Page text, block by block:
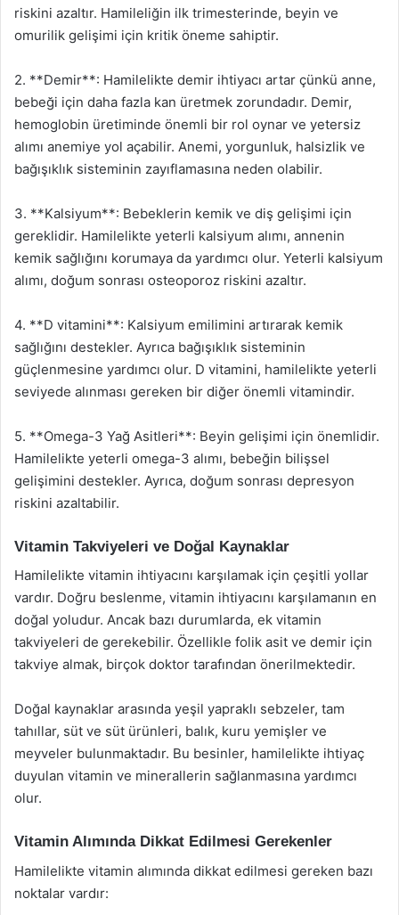
riskini azaltır. Hamileliğin ilk trimesterinde, beyin ve
omurilik gelişimi için kritik öneme sahiptir.
2. **Demir**: Hamilelikte demir ihtiyacı artar çünkü anne,
bebeği için daha fazla kan üretmek zorundadır. Demir,
hemoglobin üretiminde önemli bir rol oynar ve yetersiz
alımı anemiye yol açabilir. Anemi, yorgunluk, halsizlik ve
bağışıklık sisteminin zayıflamasına neden olabilir.
3. **Kalsiyum**: Bebeklerin kemik ve diş gelişimi için
gereklidir. Hamilelikte yeterli kalsiyum alımı, annenin
kemik sağlığını korumaya da yardımcı olur. Yeterli kalsiyum
alımı, doğum sonrası osteoporoz riskini azaltır.
4. **D vitamini**: Kalsiyum emilimini artırarak kemik
sağlığını destekler. Ayrıca bağışıklık sisteminin
güçlenmesine yardımcı olur. D vitamini, hamilelikte yeterli
seviyede alınması gereken bir diğer önemli vitamindir.
5. **Omega-3 Yağ Asitleri**: Beyin gelişimi için önemlidir.
Hamilelikte yeterli omega-3 alımı, bebeğin bilişsel
gelişimini destekler. Ayrıca, doğum sonrası depresyon
riskini azaltabilir.
Vitamin Takviyeleri ve Doğal Kaynaklar
Hamilelikte vitamin ihtiyacını karşılamak için çeşitli yollar
vardır. Doğru beslenme, vitamin ihtiyacını karşılamanın en
doğal yoludur. Ancak bazı durumlarda, ek vitamin
takviyeleri de gerekebilir. Özellikle folik asit ve demir için
takviye almak, birçok doktor tarafından önerilmektedir.
Doğal kaynaklar arasında yeşil yapraklı sebzeler, tam
tahıllar, süt ve süt ürünleri, balık, kuru yemişler ve
meyveler bulunmaktadır. Bu besinler, hamilelikte ihtiyaç
duyulan vitamin ve minerallerin sağlanmasına yardımcı
olur.
Vitamin Alımında Dikkat Edilmesi Gerekenler
Hamilelikte vitamin alımında dikkat edilmesi gereken bazı
noktalar vardır: